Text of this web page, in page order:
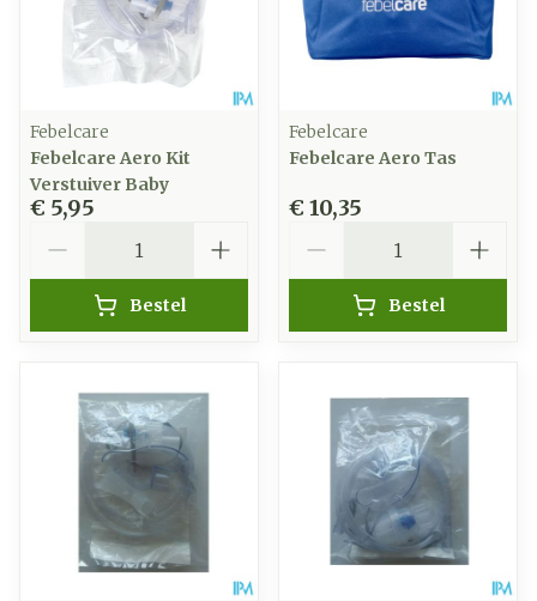
Febelcare
Febelcare Aero Kit
Verstuiver Baby
€ 5,95
Bestel
Febelcare
Febelcare Aero Tas
€ 10,35
Bestel